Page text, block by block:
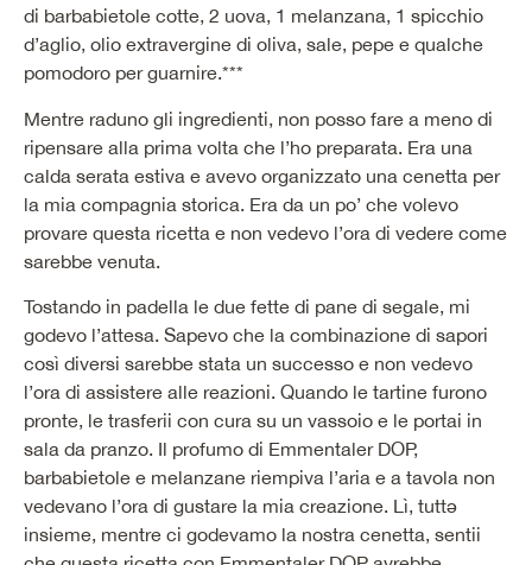
di barbabietole cotte, 2 uova, 1 melanzana, 1 spicchio
d’aglio, olio extravergine di oliva, sale, pepe e qualche
pomodoro per guarnire.***
Mentre raduno gli ingredienti, non posso fare a meno di
ripensare alla prima volta che l’ho preparata. Era una
calda serata estiva e avevo organizzato una cenetta per
la mia compagnia storica. Era da un po’ che volevo
provare questa ricetta e non vedevo l’ora di vedere come
sarebbe venuta.
Tostando in padella le due fette di pane di segale, mi
godevo l’attesa. Sapevo che la combinazione di sapori
così diversi sarebbe stata un successo e non vedevo
l’ora di assistere alle reazioni. Quando le tartine furono
pronte, le trasferii con cura su un vassoio e le portai in
sala da pranzo. Il profumo di Emmentaler DOP,
barbabietole e melanzane riempiva l’aria e a tavola non
vedevano l’ora di gustare la mia creazione. Lì, tuttǝ
insieme, mentre ci godevamo la nostra cenetta, sentii